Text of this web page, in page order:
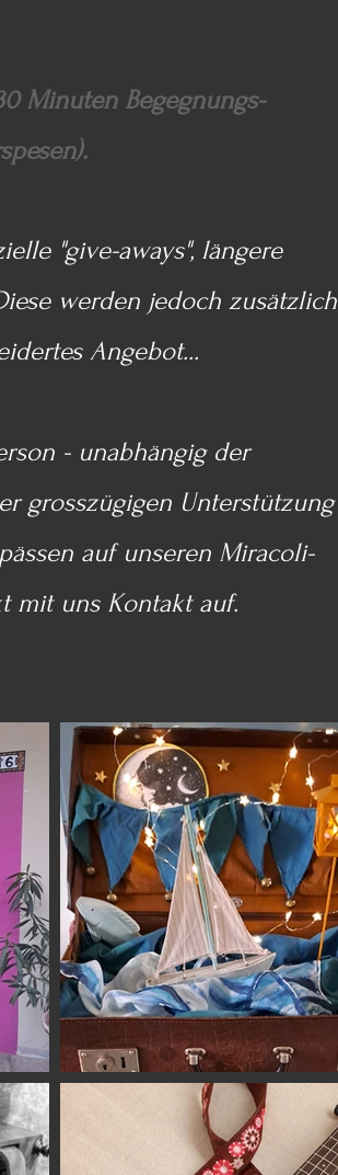
Minuten Begegnungs-
"give-aways", längere
werden jedoch zusätzlich
Angebot...
- unabhängig der
grosszügigen Unterstützung
auf unseren Miracoli-
mit uns Kontakt auf.